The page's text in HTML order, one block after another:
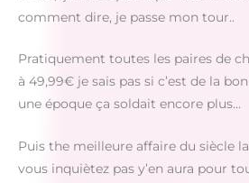
comment dire, je passe mon tour..
Pratiquement toutes les paires de
à 49,99€ je sais pas si c’est de la
une époque ça soldait encore plus…
Puis the meilleure affaire du siècle
vous inquiètez pas y’en aura pour